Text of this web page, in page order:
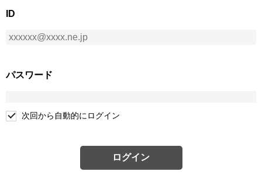
ID
パスワード
次回から自動的にログイン
ログイン